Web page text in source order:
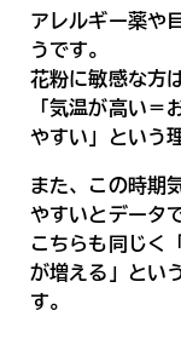
アレルギー薬や
うです。
花粉に敏感な方
「気温が高い＝
やすい」という
また、この時期
やすいとデータ
こちらも同じく
が増える」とい
す。